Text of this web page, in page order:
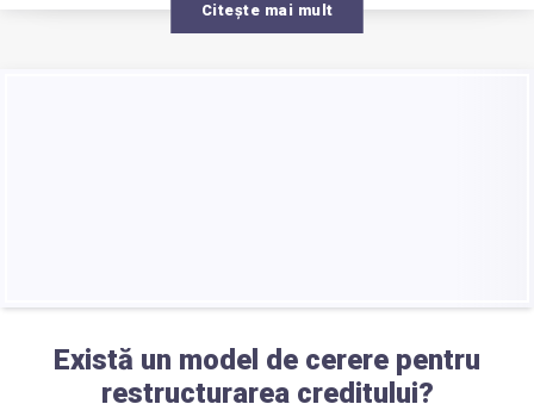
Citește mai mult
Există un model de cerere pentru
restructurarea creditului?